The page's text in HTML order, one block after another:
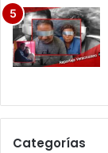
Categorías